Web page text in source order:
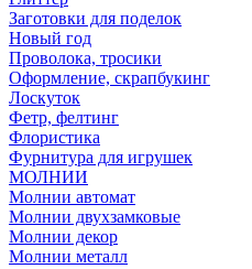
Заготовки для поделок
Новый год
Проволока, тросики
Оформление, скрапбукинг
Лоскуток
Фетр, фелтинг
Флористика
Фурнитура для игрушек
МОЛНИИ
Молнии автомат
Молнии двухзамковые
Молнии декор
Молнии металл